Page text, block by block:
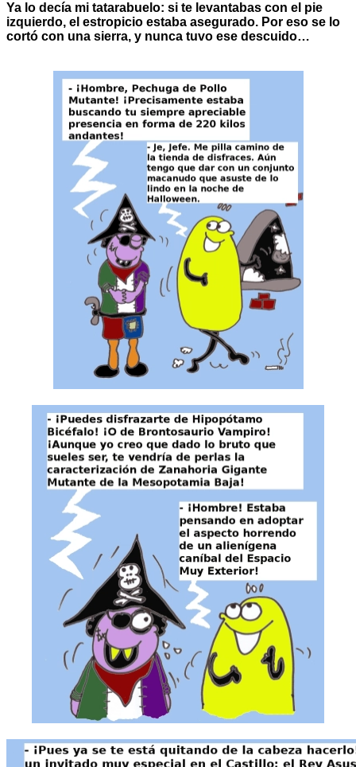
Ya lo decía mi tatarabuelo: si te levantabas con el pie
izquierdo, el estropicio estaba asegurado. Por eso se lo
cortó con una sierra, y nunca tuvo ese descuido…